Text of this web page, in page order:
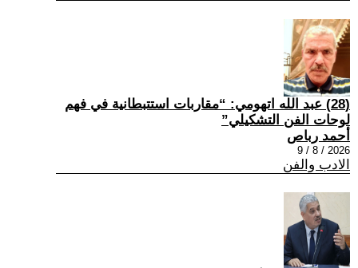
(28) عبد الله اتهومي: “مقاربات استتبطانية في فهم
لوحات الفن التشكيلي”
أحمد رباص
2026 / 8 / 9
الادب والفن